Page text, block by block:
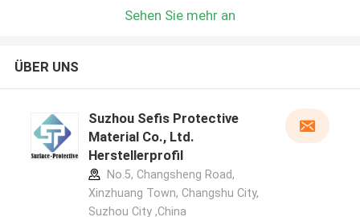
Sehen Sie mehr an
ÜBER UNS
Suzhou Sefis Protective
Material Co., Ltd.
Herstellerprofil
No.5, Changsheng Road,
Xinzhuang Town, Changshu City,
Suzhou City ,China